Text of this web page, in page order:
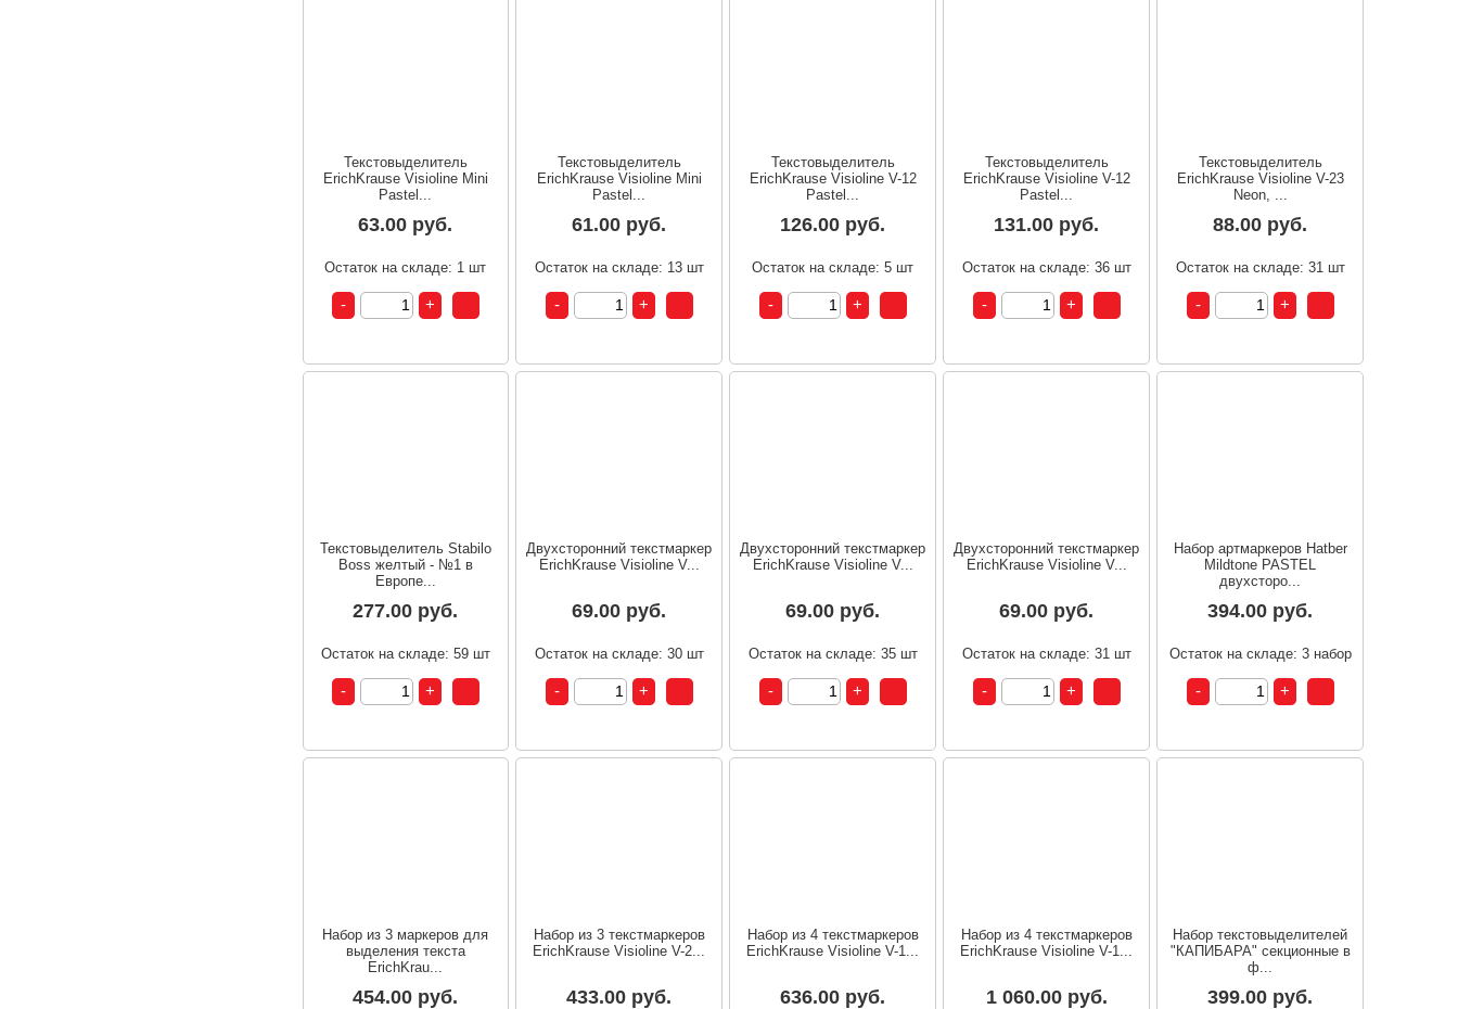
Текстовыделитель
ErichKrause Visioline Mini
Pastel...
63.00 руб.
Остаток на складе: 1 шт
Текстовыделитель
ErichKrause Visioline Mini
Pastel...
61.00 руб.
Остаток на складе: 13 шт
Текстовыделитель
ErichKrause Visioline V-12
Pastel...
126.00 руб.
Остаток на складе: 5 шт
Текстовыделитель
ErichKrause Visioline V-12
Pastel...
131.00 руб.
Остаток на складе: 36 шт
Текстовыделитель
ErichKrause Visioline V-23
Neon, ...
88.00 руб.
Остаток на складе: 31 шт
Текстовыделитель Stabilo
Boss желтый - №1 в
Европе...
277.00 руб.
Остаток на складе: 59 шт
Двухсторонний текстмаркер
ErichKrause Visioline V...
69.00 руб.
Остаток на складе: 30 шт
Двухсторонний текстмаркер
ErichKrause Visioline V...
69.00 руб.
Остаток на складе: 35 шт
Двухсторонний текстмаркер
ErichKrause Visioline V...
69.00 руб.
Остаток на складе: 31 шт
Набор артмаркеров Hatber
Mildtone PASTEL
двухсторо...
394.00 руб.
Остаток на складе: 3 набор
Набор из 3 маркеров для
выделения текста
ErichKrau...
454.00 руб.
Набор из 3 текстмаркеров
ErichKrause Visioline V-2...
433.00 руб.
Набор из 4 текстмаркеров
ErichKrause Visioline V-1...
636.00 руб.
Набор из 4 текстмаркеров
ErichKrause Visioline V-1...
1 060.00 руб.
Набор текстовыделителей
"КАПИБАРА" секционные в
ф...
399.00 руб.